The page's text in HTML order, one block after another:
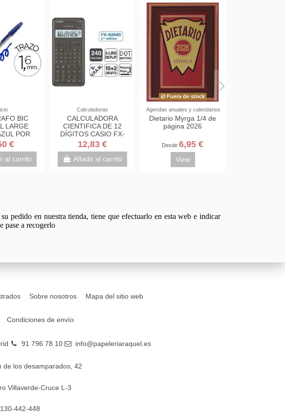
BIC
LARGE
POR
€
al carrito
Calculadoras
CALCULADORA
CIENTIFICA DE 12
DÍGITOS CASIO FX-
82MS-2-W-ET-B
12,83 €
Añadir al carrito
Fuera de stock
Agendas anuales y calendarios
Dietario Myrga 1/4 de
página 2026
Desde 6,95 €
View
pedido en nuestra tienda, tiene que efectuarlo en esta web e indicar
pase a recogerlo
Sobre nosotros Mapa del sitio web
Condiciones de envío
91 796 78 10 info@papeleriaraquel.es
de los desamparados, 42
Villaverde-Cruce L-3
442-448